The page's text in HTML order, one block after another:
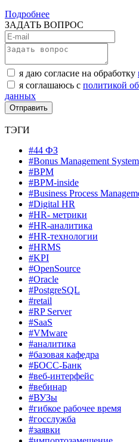
Подробнее
ЗАДАТЬ ВОПРОС
я даю согласие на обработку
я соглашаюсь с политикой
данных
ТЭГИ
#44 ФЗ
#Bonus Management System
#BPM
#BPM-inside
#Business Process
#Digital HR
#HR- метрики
#HR-аналитика
#HR-технологии
#HRMS
#KPI
#OpenSource
#Oracle
#PostgreSQL
#retail
#RP Server
#SaaS
#VMware
#аналитика
#базовая кафедра
#БОСС-Банк
#веб-интерфейс
#вебинар
#ВУЗы
#гибкое рабочее время
#госслужба
#заявки